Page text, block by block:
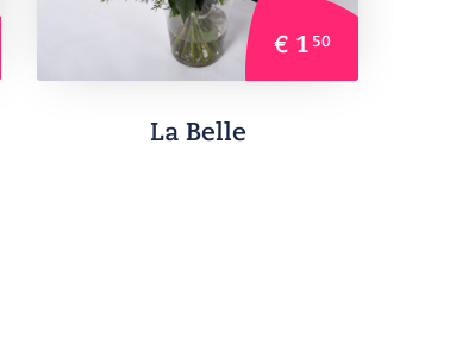
€ 1 50
La Belle